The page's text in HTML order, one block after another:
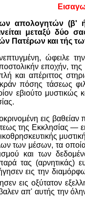
απολογητών (β'
μεταξύ δύο
Πατέρων και τής
ώφειλε
εποχήν,
και απέριττος
πόσης τάσεως
εβιούτο μυστικώς
εις
της Εκκλησίας —
των μέσων, τα
και των
τας (αρνητικάς)
εις την
εις οξύτατον
απ' αυτής την